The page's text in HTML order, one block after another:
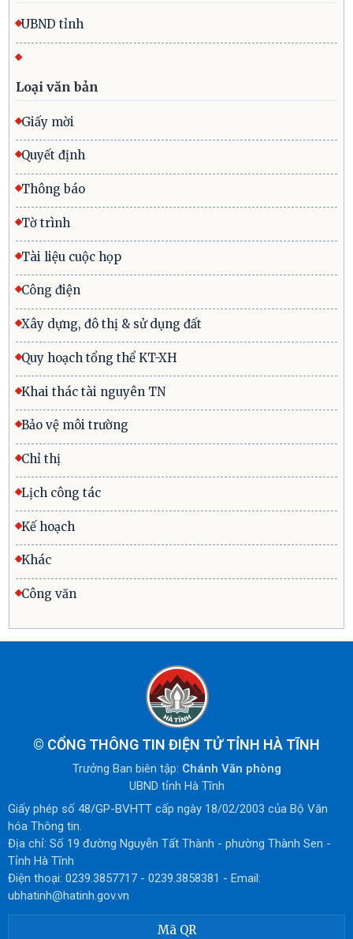
UBND tỉnh
Loại văn bản
Giấy mời
Quyết định
Thông báo
Tờ trình
Tài liệu cuộc họp
Công điện
Xây dựng, đô thị & sử dụng đất
Quy hoạch tổng thể KT-XH
Khai thác tài nguyên TN
Bảo vệ môi trường
Chỉ thị
Lịch công tác
Kế hoạch
Khác
Công văn
© CỔNG THÔNG TIN ĐIỆN TỬ TỈNH HÀ TĨNH
Trưởng Ban biên tập: Chánh Văn phòng
UBND tỉnh Hà Tĩnh
Giấy phép số 48/GP-BVHTT cấp ngày 18/02/2003 của Bộ Văn
hóa Thông tin.
Địa chỉ: Số 19 đường Nguyễn Tất Thành - phường Thành Sen -
Tỉnh Hà Tĩnh
Điện thoại: 0239.3857717 - 0239.3858381 - Email:
ubhatinh@hatinh.gov.vn
Mã QR